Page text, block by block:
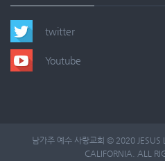
twitter
Youtube
남가주 예수 사랑교회 © 2020 JESUS
CALIFORNIA. ALL